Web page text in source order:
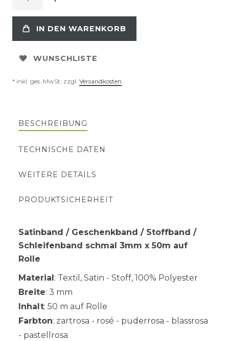
IN DEN WARENKORB
WUNSCHLISTE
* inkl. ges. MwSt. zzgl. Versandkosten
BESCHREIBUNG
TECHNISCHE DATEN
WEITERE DETAILS
PRODUKTSICHERHEIT
Satinband / Geschenkband / Stoffband /
Schleifenband schmal 3mm x 50m auf
Rolle
Material : Textil, Satin - Stoff, 100% Polyester
Breite: 3 mm
Inhalt: 50 m auf Rolle
Farbton: zartrosa - rosé - puderrosa - blassrosa
- pastellrosa